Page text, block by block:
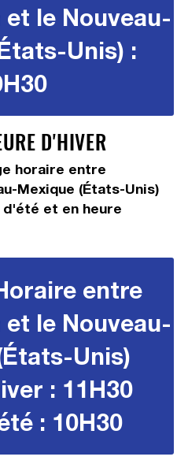
le Nouveau-
Unis) :
D'HIVER
horaire entre
Mexique (États-Unis)
et en heure
entre
le Nouveau-
Unis)
: 11H30
: 10H30